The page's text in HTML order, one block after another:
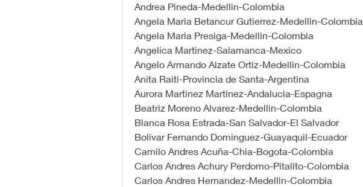
Andrea Pineda-Medellin-Colombia
Angela Maria Betancur Gutierrez-Medellin-Colombia
Angela Maria Presiga-Medellin-Colombia
Angelica Martinez-Salamanca-Mexico
Angelo Armando Alzate Ortiz-Medellin-Colombia
Anita Raiti-Provincia de Santa-Argentina
Aurora Martinez Martinez-Andalucia-Espagna
Beatriz Moreno Alvarez-Medellin-Colombia
Blanca Rosa Estrada-San Salvador-El Salvador
Bolivar Fernando Dominguez-Guayaquil-Ecuador
Camilo Andres Acuña-Chia-Bogota-Colombia
Carlos Andres Achury Perdomo-Pitalito-Colombia
Carlos Andres Hernandez-Medellin-Colombia